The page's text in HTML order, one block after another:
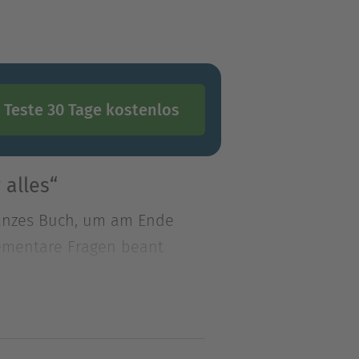
Teste 30 Tage kostenlos
Buch, um am Ende
Fragen beant
Fragen